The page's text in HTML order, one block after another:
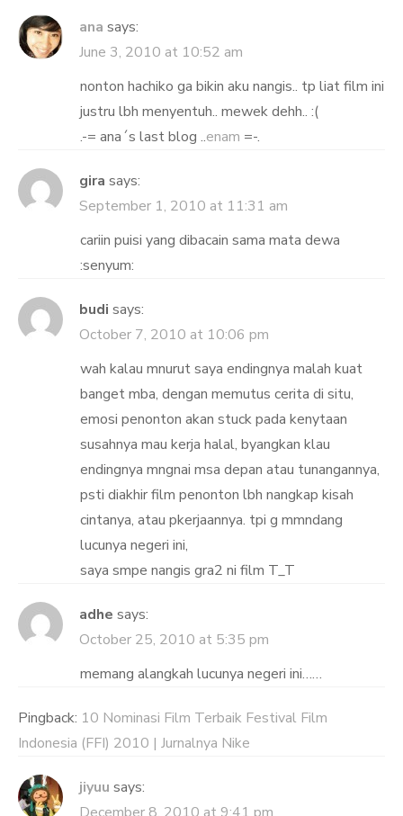
ana says:
June 3, 2010 at 10:52 am
nonton hachiko ga bikin aku nangis.. tp liat film ini
justru lbh menyentuh.. mewek dehh.. :(
.-= ana´s last blog ..enam =-.
gira says:
September 1, 2010 at 11:31 am
cariin puisi yang dibacain sama mata dewa
:senyum:
budi says:
October 7, 2010 at 10:06 pm
wah kalau mnurut saya endingnya malah kuat
banget mba, dengan memutus cerita di situ,
emosi penonton akan stuck pada kenytaan
susahnya mau kerja halal, byangkan klau
endingnya mngnai msa depan atau tunangannya,
psti diakhir film penonton lbh nangkap kisah
cintanya, atau pkerjaannya. tpi g mmndang
lucunya negeri ini,
saya smpe nangis gra2 ni film T_T
adhe says:
October 25, 2010 at 5:35 pm
memang alangkah lucunya negeri ini……
Pingback: 10 Nominasi Film Terbaik Festival Film
Indonesia (FFI) 2010 | Jurnalnya Nike
jiyuu says: